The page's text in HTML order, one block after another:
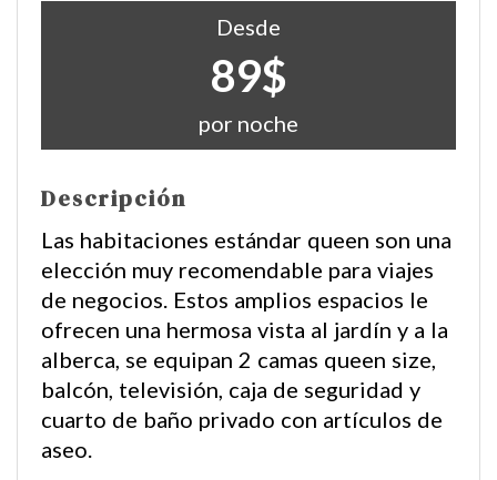
Desde
89$
por noche
Descripción
Las habitaciones estándar queen son una
elección muy recomendable para viajes
de negocios. Estos amplios espacios le
ofrecen una hermosa vista al jardín y a la
alberca, se equipan 2 camas queen size,
balcón, televisión, caja de seguridad y
cuarto de baño privado con artículos de
aseo.